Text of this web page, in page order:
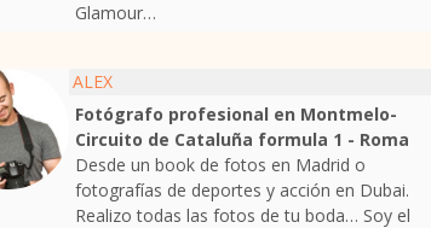
Glamour…
ALEX
Fotógrafo profesional en Montmelo-
Circuito de Cataluña formula 1 - Roma
Desde un book de fotos en Madrid o
fotografías de deportes y acción en Dubai.
Realizo todas las fotos de tu boda… Soy el